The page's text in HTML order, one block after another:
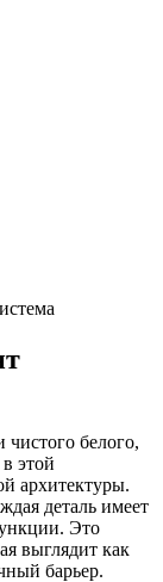
чистого белого,
этой
архитектуры.
деталь имеет
Это
выглядит как
барьер.